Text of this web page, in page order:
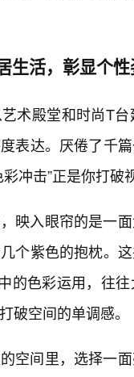
生活，彰显个
术殿堂和时尚T
表达。厌倦了千
冲击”正是你打破
映入眼帘的是一
个紫色的抱枕。
的色彩运用，往
破空间的单调感。
空间里，选择一